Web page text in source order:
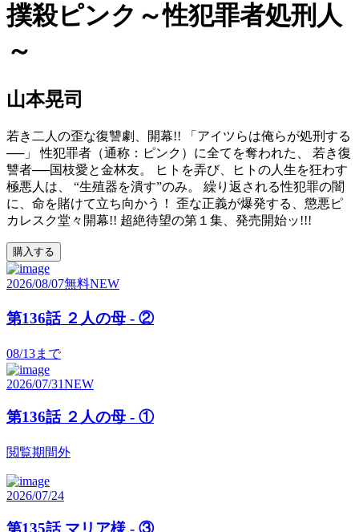
撲殺ピンク～性犯罪者処刑人
～
山本晃司
若き二人の歪な復讐劇、開幕!! 「アイツらは俺らが処刑する
──」 性犯罪者（通称：ピンク）に全てを奪われた、 若き復
讐者──国枝愛と金林友。 ヒトを弄び、ヒトの人生を狂わす
極悪人は、 “生殖器を潰す”のみ。 繰り返される性犯罪の闇
に、命を賭けて立ち向かう！ 歪な正義が爆発する、懲悪ピ
カレスク堂々開幕!! 超絶待望の第１集、発売開始ッ!!!
購入する
2026/08/07無料NEW
第136話 ２人の母 - ②
08/13まで
2026/07/31NEW
第136話 ２人の母 - ①
閲覧期間外
2026/07/24
第135話 マリア様 - ③